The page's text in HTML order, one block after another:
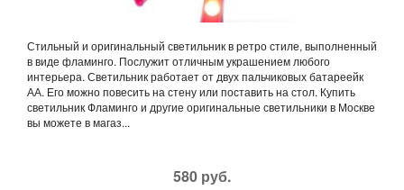
Стильный и оригинальный светильник в ретро стиле, выполненный
в виде фламинго. Послужит отличным украшением любого
интерьера. Светильник работает от двух пальчиковых батареейк
АА. Его можно повесить на стену или поставить на стол. Купить
светильник Фламинго и другие оригинальные светильники в Москве
вы можете в магаз...
580 руб.